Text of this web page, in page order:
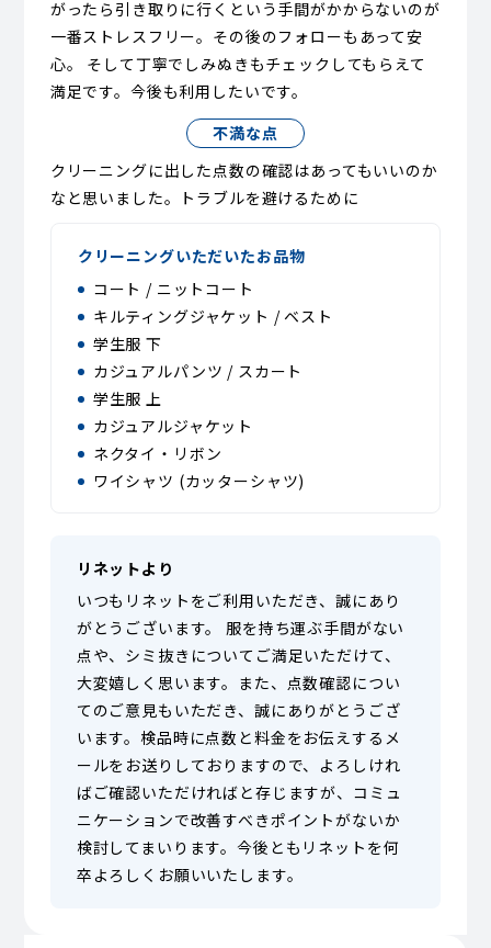
がったら引き取りに行くという手間がかからないのが
一番ストレスフリー。その後のフォローもあって安
心。 そして丁寧でしみぬきもチェックしてもらえて
満足です。今後も利用したいです。
不満な点
クリーニングに出した点数の確認はあってもいいのか
なと思いました。トラブルを避けるために
クリーニングいただいたお品物
コート / ニットコート
キルティングジャケット / ベスト
学生服 下
カジュアルパンツ / スカート
学生服 上
カジュアルジャケット
ネクタイ・リボン
ワイシャツ (カッターシャツ)
リネットより
いつもリネットをご利用いただき、誠にあり
がとうございます。 服を持ち運ぶ手間がない
点や、シミ抜きについてご満足いただけて、
大変嬉しく思います。また、点数確認につい
てのご意見もいただき、誠にありがとうござ
います。検品時に点数と料金をお伝えするメ
ールをお送りしておりますので、よろしけれ
ばご確認いただければと存じますが、コミュ
ニケーションで改善すべきポイントがないか
検討してまいります。今後ともリネットを何
卒よろしくお願いいたします。